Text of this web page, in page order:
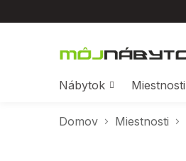
na
Nábytok
Miestnosti
Domov Miestnosti